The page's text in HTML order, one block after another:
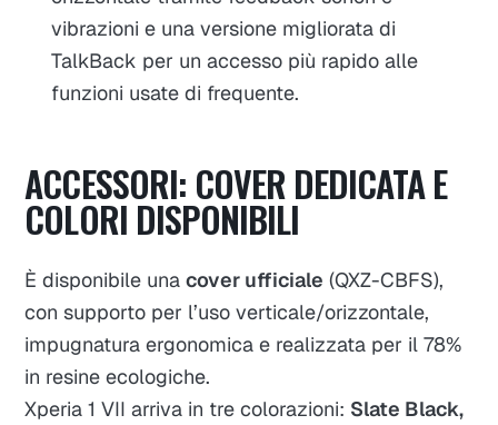
vibrazioni e una versione migliorata di
TalkBack per un accesso più rapido alle
funzioni usate di frequente.
ACCESSORI: COVER DEDICATA E
COLORI DISPONIBILI
È disponibile unacover ufficiale (QXZ-CBFS),
con supporto per l’uso verticale/orizzontale,
impugnatura ergonomica e realizzata per il 78%
in resine ecologiche.
Xperia 1 VII arriva in tre colorazioni: Slate Black,